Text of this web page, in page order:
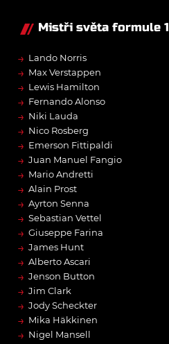
Mistři světa formule 1
→ Lando Norris
→ Max Verstappen
→ Lewis Hamilton
→ Fernando Alonso
→ Niki Lauda
→ Nico Rosberg
→ Emerson Fittipaldi
→ Juan Manuel Fangio
→ Mario Andretti
→ Alain Prost
→ Ayrton Senna
→ Sebastian Vettel
→ Giuseppe Farina
→ James Hunt
→ Alberto Ascari
→ Jenson Button
→ Jim Clark
→ Jody Scheckter
→ Mika Häkkinen
→ Nigel Mansell